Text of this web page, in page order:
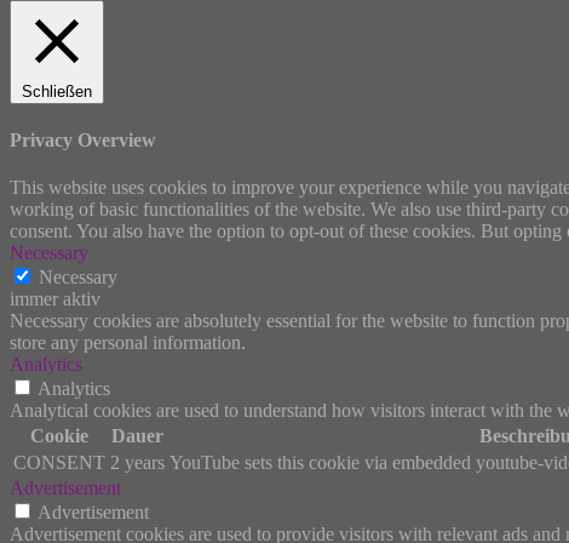
Schließen
Privacy Overview
This website uses cookies to improve your experience while you
working of basic functionalities of the website. We also use third-party
consent. You also have the option to opt-out of these cookies. But
Necessary
Necessary
immer aktiv
Necessary cookies are absolutely essential for the website to function
store any personal information.
Analytics
Analytics
Analytical cookies are used to understand how visitors interact with the
Cookie
Dauer
CONSENT 2 years YouTube sets this cookie via embedded youtube-
Advertisement
Advertisement
Advertisement cookies are used to provide visitors with relevant ads